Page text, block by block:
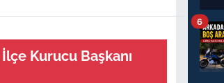
Kurucu Başkanı
6